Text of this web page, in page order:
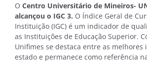
O Centro Universitário de Mineiros-
alcançou o IGC 3. O Índice Geral de
Instituição (IGC) é um indicador de
as Instituições de Educação Superior.
Unifimes se destaca entre as melhores
estado e permanece como referência